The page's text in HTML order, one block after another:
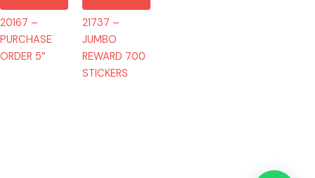
20167 –
PURCHASE
ORDER 5″
21737 –
JUMBO
REWARD 700
STICKERS